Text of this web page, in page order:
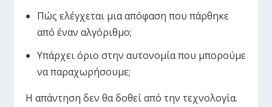
Πώς ελέγχεται μια απόφαση που πάρθηκε
από έναν αλγόριθμο;
Υπάρχει όριο στην αυτονομία που μπορούμε
να παραχωρήσουμε;
Η απάντηση δεν θα δοθεί από την τεχνολογία.